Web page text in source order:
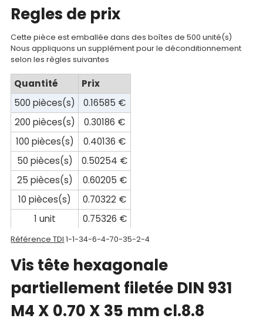
Documentations
Mon
compte
Mon
panier
Contact
Regles de prix
Cette pièce est emballée dans des boîtes de 500 unité(s)
Nous appliquons un supplément pour le déconditionnement
selon les règles suivantes
Quantité
Prix
500 pièces(s)
0.16585 €
200 pièces(s)
0.30186 €
100 pièces(s)
0.40136 €
50 pièces(s)
0.50254 €
25 pièces(s)
0.60205 €
10 pièces(s)
0.70322 €
1 unit
0.75326 €
Référence TDI 1-1-34-6-4-70-35-2-4
Vis tête hexagonale
partiellement filetée DIN 931
M4 X 0.70 X 35 mm cl.8.8